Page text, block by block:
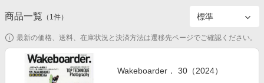
食品・スイーツ・お酒
コスメ・健康・医薬品
キッズ・ベビー用品
初回購入者限定特典
対象ストア新規限定特典
新着ストアのご紹介
電子書籍特集
楽天IDでログイン/会員登録
商品一覧 （ 1件）
最新の価格、送料、在庫状況と決済方法は遷移先ページでご確認ください。
Wakeboarder． 30（2024）